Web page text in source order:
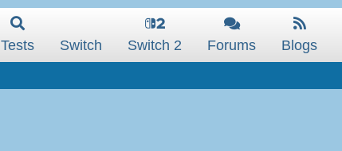
Tests Switch Switch 2 Forums Blogs